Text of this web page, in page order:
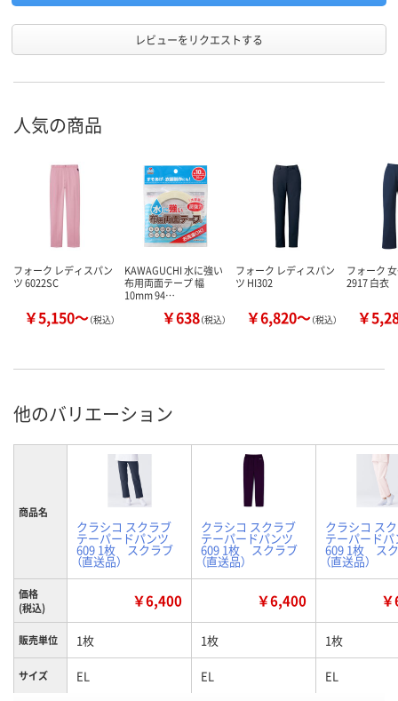
レビューをリクエストする
人気の商品
フォーク レディスパン
ツ 6022SC
￥5,150～（税込）
KAWAGUCHI 水に強い
布用両面テープ 幅
10mm 94…
￥638（税込）
フォーク レディスパン
ツ HI302
￥6,820～（税込）
フォーク
2917 白衣
￥
他のバリエーション
商品名
クラシコ スクラブ
テーパードパンツ
609 1枚 スクラブ
（直送品）
クラシコ スクラブ
テーパードパンツ
609 1枚 スクラブ
（直送品）
クラシコ ス
テーパードパ
609 1枚 ス
（直送品）
価格
(税込)
￥6,400 ￥6,400
販売単位 1枚 1枚 1枚
サイズ EL EL EL